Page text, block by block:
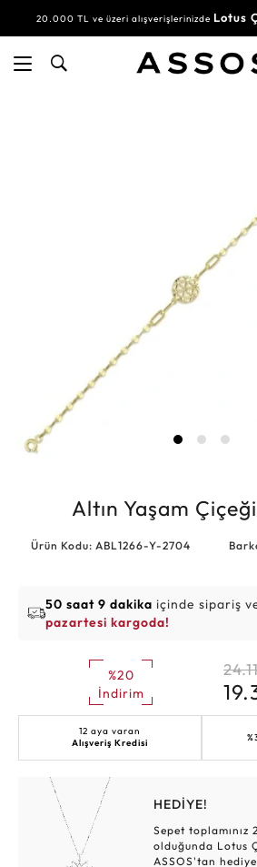
20.000 TL ve üzeri alışverişlerinizde Lotus
Altın Yaşam
Ürün Kodu: ABL1266-Y-2704
50 saat 9 dakika içinde sipariş
pazartesi kargoda!
%20
İndirim
12 aya varan
Alışveriş Kredisi
HEDİYE!
Sepet
olduğunda Lotus
ASSOS'tan